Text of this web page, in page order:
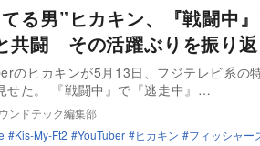
る男”ヒカキン、『戦闘中
共闘 その活躍ぶりを振り
のヒカキンが5月13日、フジテレビ系の
せた。 『戦闘中』で『逃走中』…
ンドテック編集部
Kis-My-Ft2 YouTuber ヒカキン フィッシャー